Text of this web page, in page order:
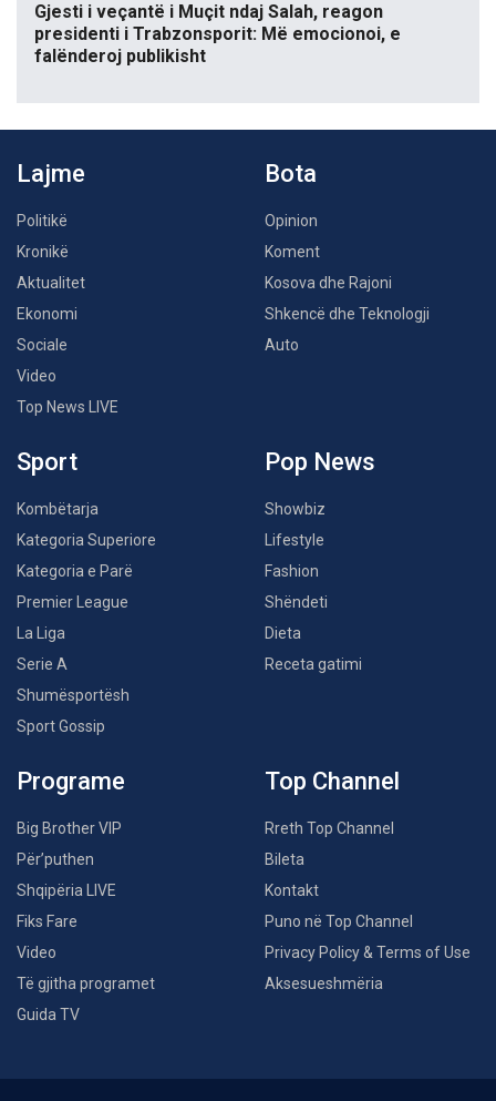
Gjesti i veçantë i Muçit ndaj Salah, reagon
presidenti i Trabzonsporit: Më emocionoi, e
falënderoj publikisht
Lajme
Politikë
Kronikë
Aktualitet
Ekonomi
Sociale
Video
Top News LIVE
Bota
Opinion
Koment
Kosova dhe Rajoni
Shkencë dhe Teknologji
Auto
Sport
Kombëtarja
Kategoria Superiore
Kategoria e Parë
Premier League
La Liga
Serie A
Shumësportësh
Sport Gossip
Pop News
Showbiz
Lifestyle
Fashion
Shëndeti
Dieta
Receta gatimi
Programe
Big Brother VIP
Për’puthen
Shqipëria LIVE
Fiks Fare
Video
Të gjitha programet
Guida TV
Top Channel
Rreth Top Channel
Bileta
Kontakt
Puno në Top Channel
Privacy Policy & Terms of Use
Aksesueshmëria